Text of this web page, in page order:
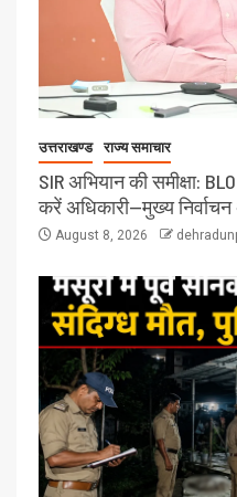
उत्तराखण्ड राज्य समाचार
SIR अभियान की समीक्षा:
करें अधिकारी—मुख्य निर्वाचन
August 8, 2026